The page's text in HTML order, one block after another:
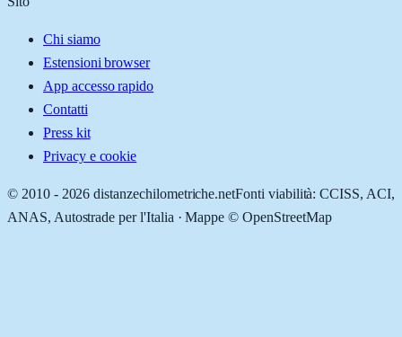
Chi siamo
Estensioni browser
App accesso rapido
Contatti
Press kit
Privacy e cookie
© 2010 - 2026 distanzechilometriche.netFonti viabilità: CCISS, ACI,
ANAS, Autostrade per l'Italia · Mappe © OpenStreetMap